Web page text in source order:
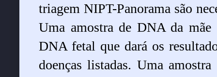
triagem NIPT-Panorama são
Uma amostra de DNA da
DNA fetal que dará os
doenças listadas. Uma